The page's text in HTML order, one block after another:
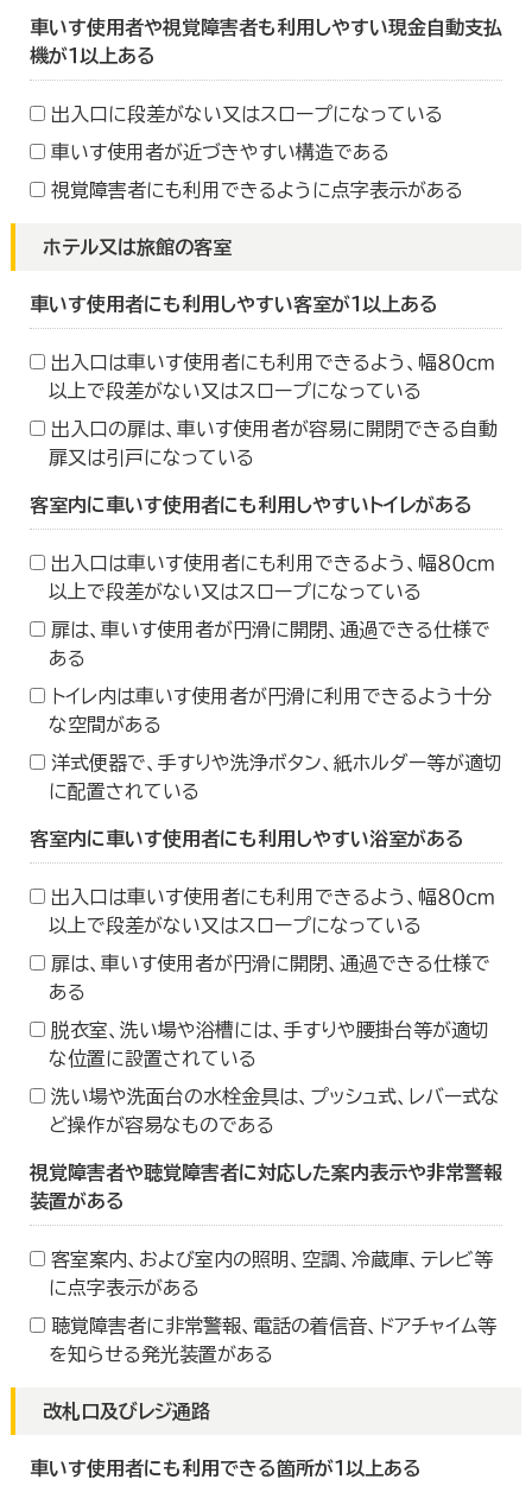
車いす使用者や視覚障害者も利用しやすい現金自動支払
機が１以上ある
出入口に段差がない又はスロープになっている
車いす使用者が近づきやすい構造である
視覚障害者にも利用できるように点字表示がある
ホテル又は旅館の客室
車いす使用者にも利用しやすい客室が１以上ある
出入口は車いす使用者にも利用できるよう、幅８０ｃｍ
以上で段差がない又はスロープになっている
出入口の扉は、車いす使用者が容易に開閉できる自動
扉又は引戸になっている
客室内に車いす使用者にも利用しやすいトイレがある
出入口は車いす使用者にも利用できるよう、幅８０ｃｍ
以上で段差がない又はスロープになっている
扉は、車いす使用者が円滑に開閉、通過できる仕様で
ある
トイレ内は車いす使用者が円滑に利用できるよう十分
な空間がある
洋式便器で、手すりや洗浄ボタン、紙ホルダー等が適切
に配置されている
客室内に車いす使用者にも利用しやすい浴室がある
出入口は車いす使用者にも利用できるよう、幅８０ｃｍ
以上で段差がない又はスロープになっている
扉は、車いす使用者が円滑に開閉、通過できる仕様で
ある
脱衣室、洗い場や浴槽には、手すりや腰掛台等が適切
な位置に設置されている
洗い場や洗面台の水栓金具は、プッシュ式、レバー式な
ど操作が容易なものである
視覚障害者や聴覚障害者に対応した案内表示や非常警報
装置がある
客室案内、および室内の照明、空調、冷蔵庫、テレビ等
に点字表示がある
聴覚障害者に非常警報、電話の着信音、ドアチャイム等
を知らせる発光装置がある
改札口及びレジ通路
車いす使用者にも利用できる箇所が１以上ある